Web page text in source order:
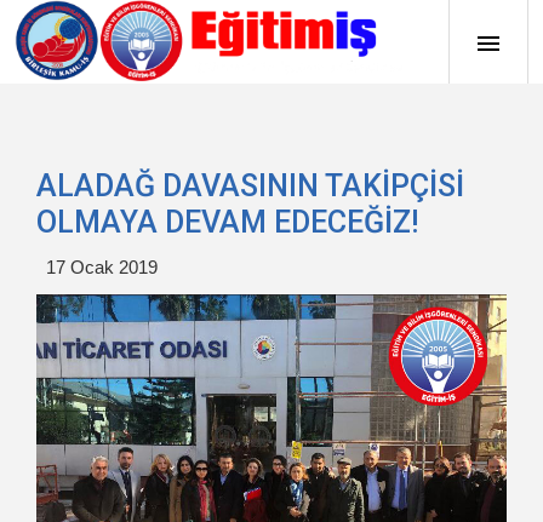
ALADAĞ DAVASININ TAKİPÇİSİ
OLMAYA DEVAM EDECEĞİZ!
17 Ocak 2019